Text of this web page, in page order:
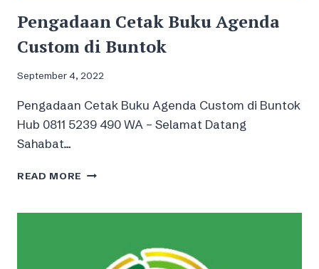
Pengadaan Cetak Buku Agenda
Custom di Buntok
September 4, 2022
Pengadaan Cetak Buku Agenda Custom di Buntok
Hub 0811 5239 490 WA – Selamat Datang
Sahabat…
READ MORE PENGADAAN
AGENDA
BUNTOK